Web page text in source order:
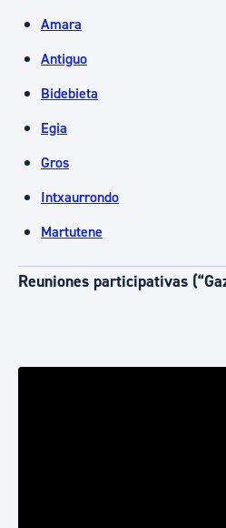
Amara
Antiguo
Bidebieta
Egia
Gros
Intxaurrondo
Martutene
Reuniones participativas